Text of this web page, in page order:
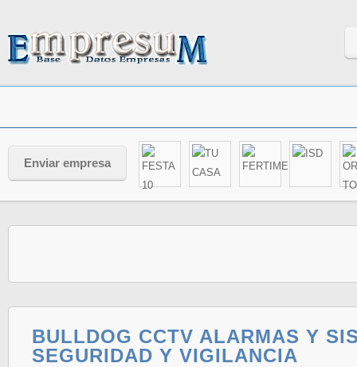
Enviar empresa
BULLDOG CCTV ALARMAS Y
SEGURIDAD Y VIGILANCIA